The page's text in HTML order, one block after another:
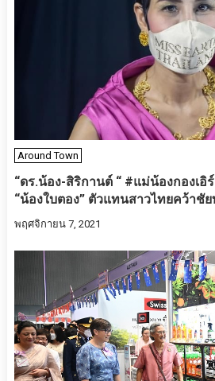
Around Town
“ดร.น้อง-สิริกานต์ “ #แม่น้องกองเอิ
“น้องใบตอง” ตัวแทนสาวไทยคว้าชั
พฤศจิกายน 7, 2021